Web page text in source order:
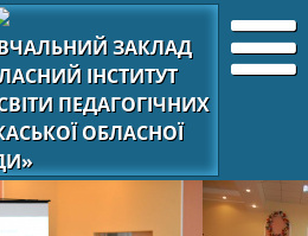
ЗАКЛАД
ІНСТИТУТ
ПЕДАГОГІЧНИХ
ОБЛАСНОЇ